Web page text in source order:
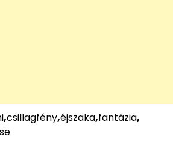
,csillagfény,éjszaka,fantázia,